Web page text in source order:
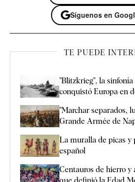
Síguenos en
TE PUEDE
"Blitzkrieg", la sinfonía
conquistó Europa en
"Marchar separados,
Grande Armée de
La muralla de picas y
español
Centauros de hierro y